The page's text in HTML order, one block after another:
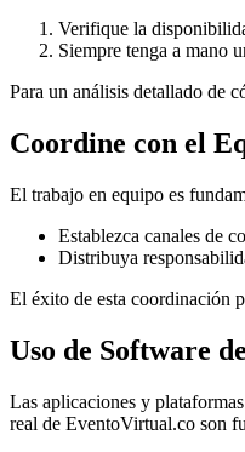
Verifique la
Siempre tenga a mano
Para un análisis detallado de
Coordine con el
El trabajo en equipo es
Establezca canales de
Distribuya
El éxito de esta coordinación
Uso de Software
Las aplicaciones y
real de EventoVirtual.co son